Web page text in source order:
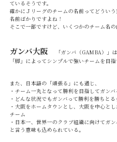
ているそうです。
確かにＪリーグのチームの名前ってどうい
名前ばかりですよね！
そこで一部ですけど、いくつかのチーム名
ガンバ大阪
「ガンバ（GAMBA）」
「脚」によってシンプルで強いチームを目指
また、日本語の「頑張る」にも通じ、
・チーム一丸となって勝利を目指してガンバ
・どんな状況でもガンバって勝利を勝ちとる
・大阪をホームタウンとし、大阪を中心と
チーム
・日本一、世界一のクラブ組織に向けてガ
と言う意味も込められている。